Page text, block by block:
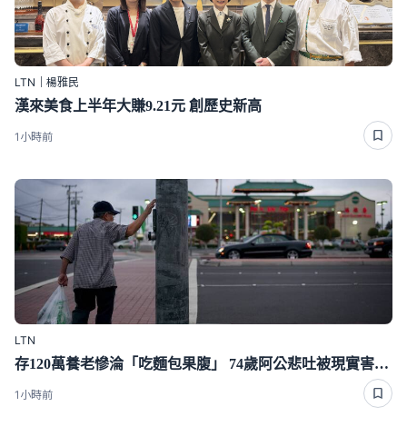
LTN｜楊雅民
漢來美食上半年大賺9.21元 創歷史新高
1小時前
LTN
存120萬養老慘淪「吃麵包果腹」 74歲阿公悲吐被現實害慘真相
1小時前